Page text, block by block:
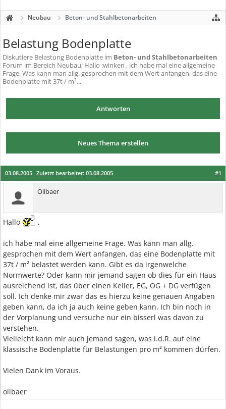
Neubau Beton- und Stahlbetonarbeiten
Belastung Bodenplatte
Diskutiere Belastung Bodenplatte im Beton- und Stahlbetonarbeiten
Forum im Bereich Neubau; Hallo :winken , ich habe mal eine allgemeine
Frage. Was kann man allg. gesprochen mit dem Wert anfangen, das eine
Bodenplatte mit 37t / m²...
Antworten
Neues Thema erstellen
#1
03.08.2005 Zuletzt bearbeitet: 03.08.2005
Olibaer
Hallo ,
ich habe mal eine allgemeine Frage. Was kann man allg.
gesprochen mit dem Wert anfangen, das eine Bodenplatte mit
37t / m² belastet werden kann. Gibt es da irgenwelche
Normwerte? Oder kann mir jemand sagen ob dies für ein Haus
ausreichend ist, das über einen Keller, EG, OG + DG verfügen
soll. Ich denke mir zwar das es hierzu keine genauen Angaben
geben kann, da ich ja auch keine geben kann. Ich bin noch in
der Vorplanung und versuche nur ein bisserl was davon zu
verstehen.
Vielleicht kann mir auch jemand sagen, was i.d.R. auf eine
klassische Bodenplatte für Belastungen pro m² kommen dürfen.
Vielen Dank im Voraus.
olibaer